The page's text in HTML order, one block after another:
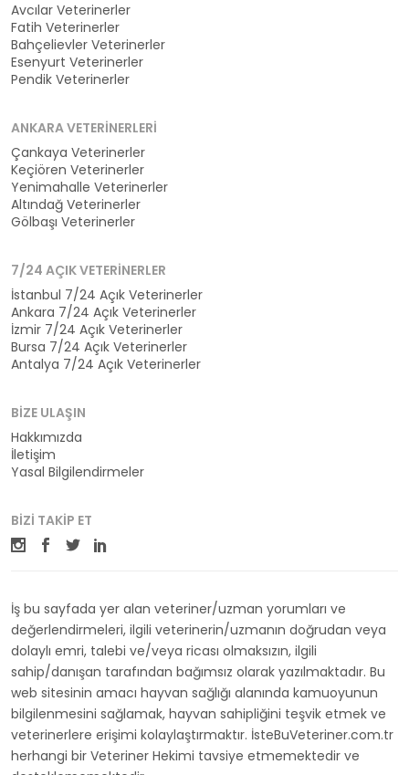
Avcılar Veterinerler
Fatih Veterinerler
Bahçelievler Veterinerler
Esenyurt Veterinerler
Pendik Veterinerler
ANKARA VETERINERLERI
Çankaya Veterinerler
Keçiören Veterinerler
Yenimahalle Veterinerler
Altındağ Veterinerler
Gölbaşı Veterinerler
7/24 AÇIK VETERINERLER
İstanbul 7/24 Açık Veterinerler
Ankara 7/24 Açık Veterinerler
İzmir 7/24 Açık Veterinerler
Bursa 7/24 Açık Veterinerler
Antalya 7/24 Açık Veterinerler
BIZE ULAŞIN
Hakkımızda
İletişim
Yasal Bilgilendirmeler
BIZI TAKIP ET
İş bu sayfada yer alan veteriner/uzman yorumları ve
değerlendirmeleri, ilgili veterinerin/uzmanın doğrudan veya
dolaylı emri, talebi ve/veya ricası olmaksızın, ilgili
sahip/danışan tarafından bağımsız olarak yazılmaktadır. Bu
web sitesinin amacı hayvan sağlığı alanında kamuoyunun
bilgilenmesini sağlamak, hayvan sahipliğini teşvik etmek ve
veterinerlere erişimi kolaylaştırmaktır. İsteBuVeteriner.com.tr
herhangi bir Veteriner Hekimi tavsiye etmemektedir ve